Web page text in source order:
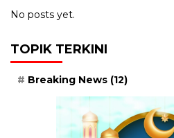
No posts yet.
TOPIK TERKINI
Breaking News (12)